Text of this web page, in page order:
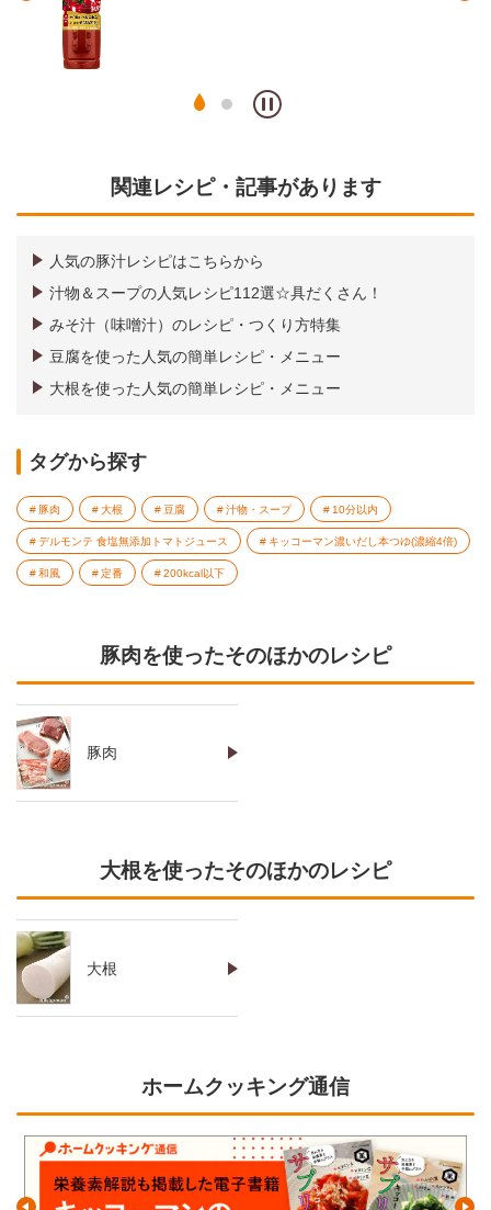
関連レシピ・記事があります
人気の豚汁レシピはこちらから
汁物＆スープの人気レシピ112選☆具だくさん！
みそ汁（味噌汁）のレシピ・つくり方特集
豆腐を使った人気の簡単レシピ・メニュー
大根を使った人気の簡単レシピ・メニュー
タグから探す
豚肉 大根 豆腐 汁物・スープ 10分以内
デルモンテ 食塩無添加トマトジュース キッコーマン濃いだし本つゆ(濃縮4倍)
和風 定番 200kcal以下
豚肉を使ったそのほかのレシピ
豚肉
大根を使ったそのほかのレシピ
大根
ホームクッキング通信